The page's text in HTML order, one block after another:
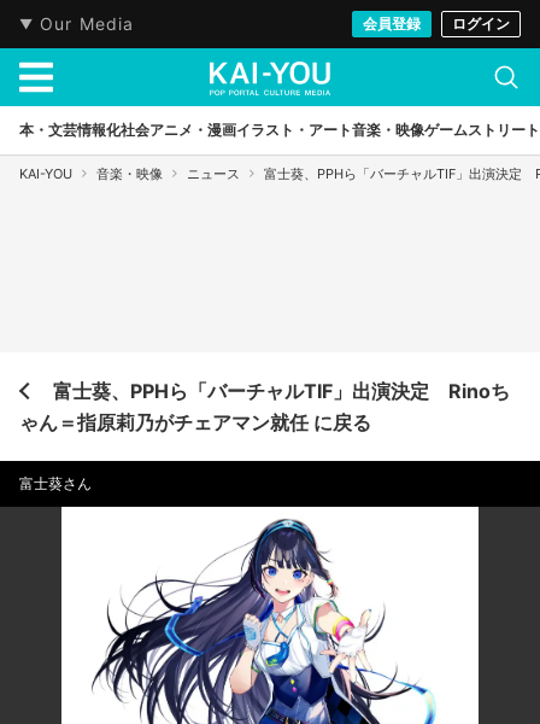
Our Media 会員登録 ログイン
本・文芸情報化社会アニメ・漫画イラスト・アート音楽・映像ゲームストリート
KAI-YOU 音楽・映像 ニュース 富士葵、PPHら「バーチャルTIF」出演決定
富士葵、PPHら「バーチャルTIF」出演決定 Rinoち
ゃん＝指原莉乃がチェアマン就任 に戻る
富士葵さん